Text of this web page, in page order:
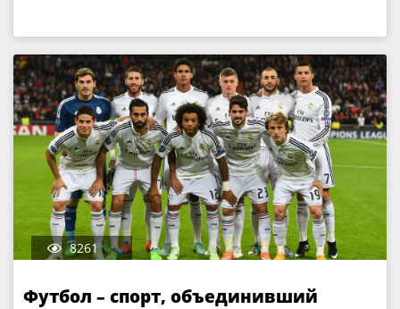
8261
Футбол – спорт, объединивший